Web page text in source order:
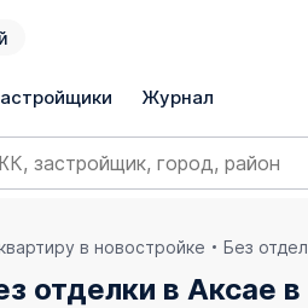
Журнал
в новостройке Без
отделки в Аксае